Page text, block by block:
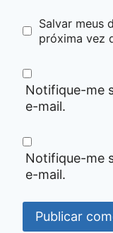
Salvar meus
próxima vez
Notifique-me
e-mail.
Notifique-me
e-mail.